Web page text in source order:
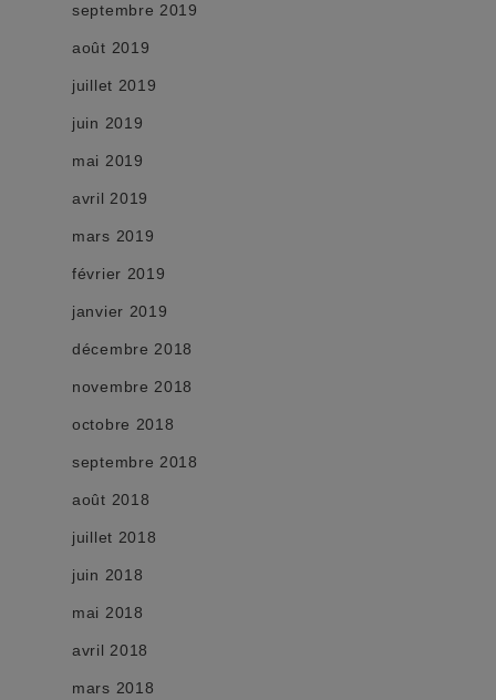
septembre 2019
août 2019
juillet 2019
juin 2019
mai 2019
avril 2019
mars 2019
février 2019
janvier 2019
décembre 2018
novembre 2018
octobre 2018
septembre 2018
août 2018
juillet 2018
juin 2018
mai 2018
avril 2018
mars 2018